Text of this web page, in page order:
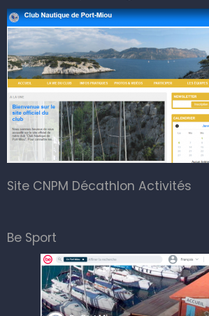
Site CNPM Décathlon Activités
Be Sport